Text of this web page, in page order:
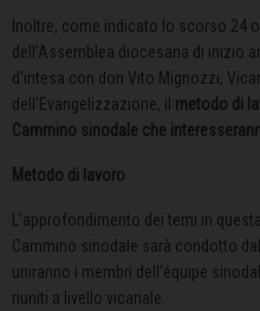
Inoltre, come indicato lo scorso 24
dell’Assemblea diocesana di inizio
d’intesa con don Vito Mignozzi,
dell’Evangelizzazione, il metodo di
Cammino sinodale che
Metodo di lavoro
L’approfondimento dei temi in
Cammino sinodale sarà condotto
uniranno i membri dell’équipe
riuniti a livello vicariale.